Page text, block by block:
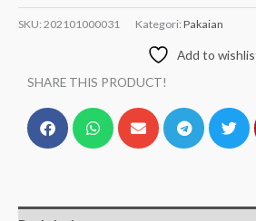
SKU: 202101000031 Kategori: Pakaian
Add to
SHARE THIS PRODUCT!